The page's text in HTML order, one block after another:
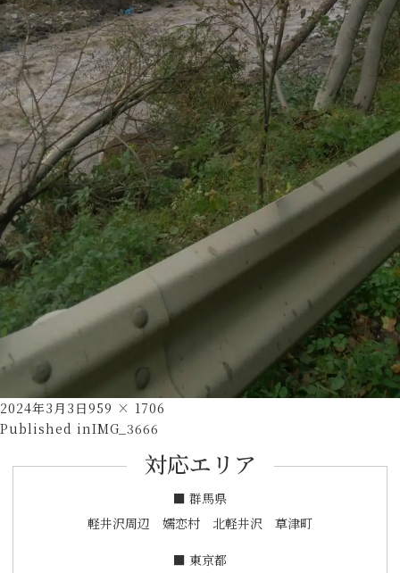
Posted
on
2024年3月3日Full
size
959 × 1706
投
Published inIMG_3666
対応エリア
■ 群馬県
軽井沢周辺 嬬恋村 北軽井沢 草津町
■ 東京都